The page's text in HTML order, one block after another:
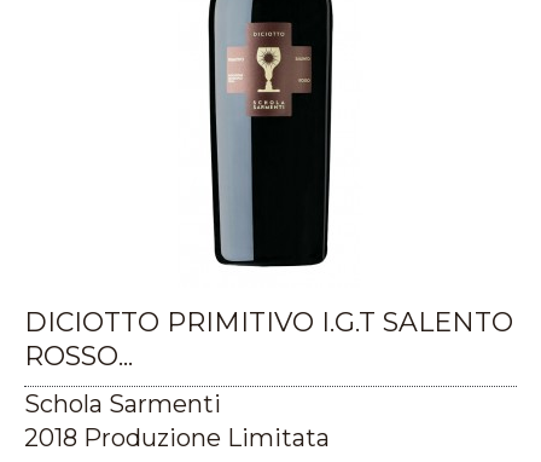
DICIOTTO PRIMITIVO I.G.T SALENTO
ROSSO...
Schola Sarmenti
2018 Produzione Limitata